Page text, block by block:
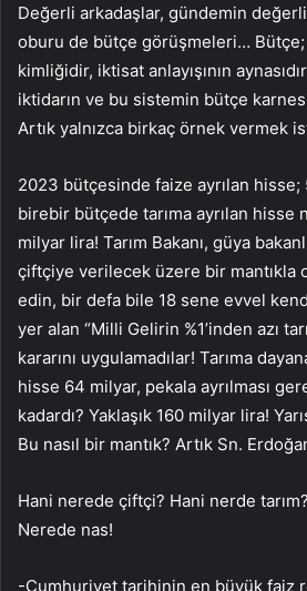
Değerli arkadaşlar, gündemin değerli
oburu de bütçe görüşmeleri…
kimliğidir, iktisat anlayışının
iktidarın ve bu sistemin bütçe
Artık yalnızca birkaç örnek vermek
2023 bütçesinde faize ayrılan hisse;
birebir bütçede tarıma ayrılan hisse
milyar lira! Tarım Bakanı, güya
çiftçiye verilecek üzere bir mantıkla
edin, bir defa bile 18 sene evvel
yer alan “Milli Gelirin %1’inden azı
kararını uygulamadılar! Tarıma
hisse 64 milyar, pekala ayrılması
kadardı? Yaklaşık 160 milyar lira!
Bu nasıl bir mantık? Artık Sn.
Hani nerede çiftçi? Hani nerde
Nerede nas!
-Cumhuriyet tarihinin en büyük faiz